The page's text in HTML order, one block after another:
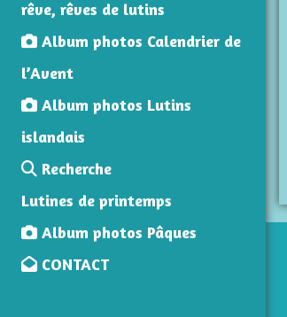
rêve, rêves de lutins
Album photos Calendrier de
l’Avent
Album photos Lutins
islandais
Recherche
Lutines de printemps
Album photos Pâques
CONTACT